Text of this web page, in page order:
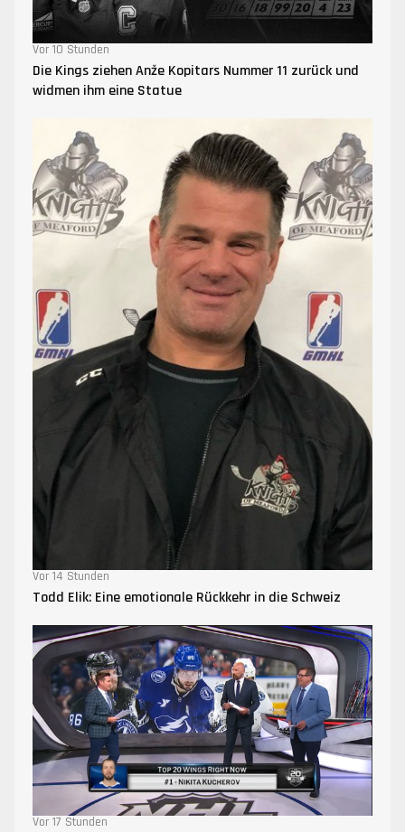
Vor 10 Stunden
Die Kings ziehen Anže Kopitars Nummer 11 zurück und
widmen ihm eine Statue
Vor 14 Stunden
Todd Elik: Eine emotionale Rückkehr in die Schweiz
Vor 17 Stunden